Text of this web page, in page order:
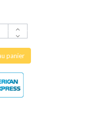
panier